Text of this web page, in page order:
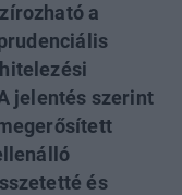
a
jelentés szerint
és